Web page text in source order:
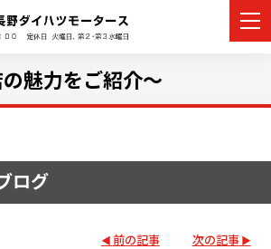
店舗情報
魅力をご紹介～
ログ
前の記事 次の記事